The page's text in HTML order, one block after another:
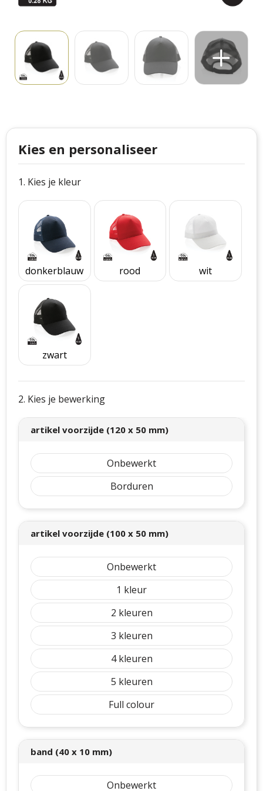
Cutter & Buck
Craft
Thule
Parker
Stanley
Ludieke hoofdbanden
Kerstspellen
Kersttassen
Kies en personaliseer
1. Kies je kleur
donkerblauw rood wit
zwart
2. Kies je bewerking
artikel voorzijde (120 x 50 mm)
Onbewerkt
Borduren
artikel voorzijde (100 x 50 mm)
Onbewerkt
1
2
3
4
5
Full colour
band (40 x 10 mm)
Onbewerkt